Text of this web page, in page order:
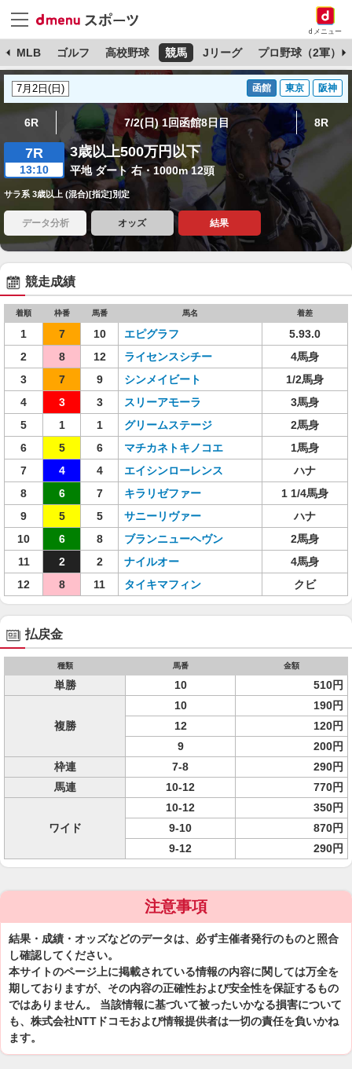
dメニュー
MLB ゴルフ 高校野球 競馬 Jリーグ プロ野球（2軍）
函館 東京 阪神
6R 7/2(日) 1回函館8日目 8R
7R
13:10
3歳以上500万円以下
平地 ダート 右・1000m 12頭
サラ系 3歳以上 (混合)[指定]別定
データ分析 オッズ 結果
競走成績
着順 枠番 馬番 馬名 着差
1 7 10 エピグラフ
5.93.0
2
8 12 ライセンスシチー
4馬身
3
7 9 シンメイビート
1/2馬身
4
3 3 スリーアモーラ
3馬身
5
1 1 グリームステージ
2馬身
6
5 6 マチカネトキノコエ
1馬身
7
4 4 エイシンローレンス
ハナ
8
6 7 キラリゼファー
1 1/4馬身
9
5 5 サニーリヴァー
ハナ
10
6 8 ブランニューヘヴン
2馬身
11
2 2 ナイルオー
4馬身
12
8 11 タイキマフィン クビ
払戻金
種類 馬番 金額
単勝 10 510円
複勝
10
190円
12
120円
9
200円
枠連
7-8
290円
馬連
10-12 770円
ワイド
10-12
350円
9-10
870円
9-12
290円
注意事項
結果・成績・オッズなどのデータは、必ず主催者発行のものと照合
し確認してください。
本サイトのページ上に掲載されている情報の内容に関しては万全を
期しておりますが、その内容の正確性および安全性を保証するもの
ではありません。 当該情報に基づいて被ったいかなる損害について
も、株式会社NTTドコモおよび情報提供者は一切の責任を負いかね
ます。